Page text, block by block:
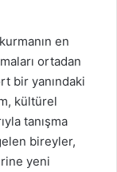
en
ortadan
bir yanındaki
kültürel
tanışma
bireyler,
yeni